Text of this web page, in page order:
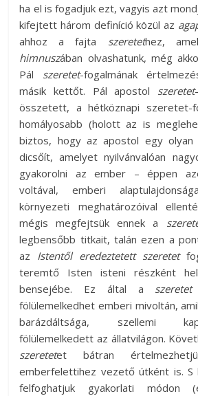
ha el is fogadjuk ezt, vagyis azt
kifejtett három definíció közül az
ahhoz a fajta szeretethez,
himnuszában olvashatunk, még
Pál szeretet-fogalmának
másik kettőt. Pál apostol szeretet
összetett, a hétköznapi szeretet-
homályosabb (holott az is
biztos, hogy az apostol egy olyan
dicsőít, amelyet nyilvánvalóan
gyakorolni az ember – éppen
voltával, emberi
környezeti meghatározóival
mégis megfejtsük ennek a
legbensőbb titkait, talán ezen a
az Istentől eredeztetett szeretet
teremtő Isten isteni részként
bensejébe. Ez által a szeretet
fölülemelkedhet emberi mivoltán,
barázdáltsága, szellemi
fölülemelkedett az állatvilágon.
szeretetet bátran
emberfelettihez vezető útként is. S
felfoghatjuk gyakorlati módon